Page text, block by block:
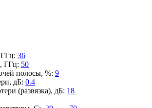
ГГц: 36
ГГц: 50
полосы, %: 9
дБ: 0.4
(развязка), дБ: 18